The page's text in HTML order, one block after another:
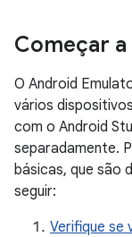
Começar
O Android
vários
com o Android
separadamente.
básicas, que são
seguir:
Verifique se